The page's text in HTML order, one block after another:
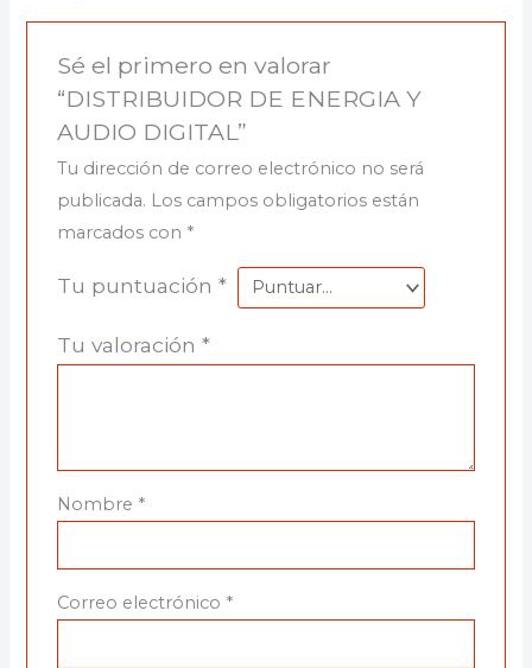
Sé el primero en valorar
“DISTRIBUIDOR DE ENERGIA Y
AUDIO DIGITAL”
Tu dirección de correo electrónico no será
publicada. Los campos obligatorios están
marcados con *
Tu puntuación *
Tu valoración *
Nombre *
Correo electrónico *